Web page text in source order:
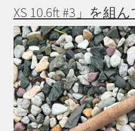
XS 10.6ft #3」を組